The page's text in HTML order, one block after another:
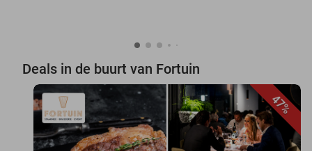
Deals in de buurt van Fortuin
47%